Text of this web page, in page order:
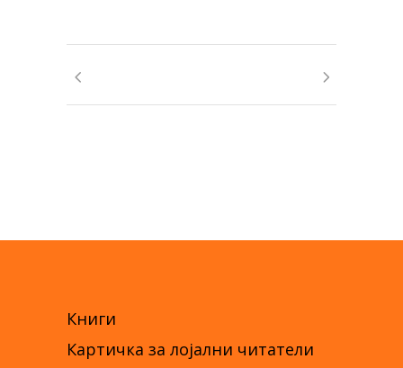
Книги
Картичка за лојални читатели